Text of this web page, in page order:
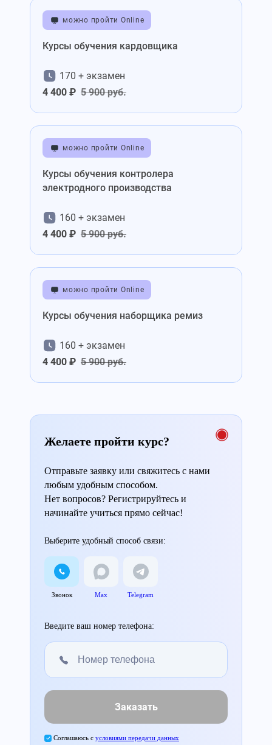
можно пройти Online
Курсы обучения кардовщика
170 + экзамен
4 400 ₽ 5 900 руб.
можно пройти Online
Курсы обучения контролера
электродного производства
160 + экзамен
4 400 ₽ 5 900 руб.
можно пройти Online
Курсы обучения наборщика ремиз
160 + экзамен
4 400 ₽ 5 900 руб.
Желаете пройти курс?
Отправьте заявку или свяжитесь с нами
любым удобным способом.
Нет вопросов? Регистрируйтесь и
начинайте учиться прямо сейчас!
Выберите удобный способ связи:
Звонок Max Telegram
Введите ваш номер телефона:
Заказать
Соглашаюсь с условиями передачи данных